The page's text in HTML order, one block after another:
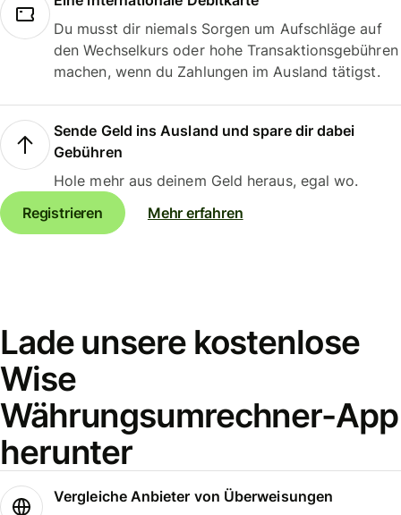
Du musst dir niemals Sorgen um Aufschläge auf
den Wechselkurs oder hohe Transaktionsgebühren
machen, wenn du Zahlungen im Ausland tätigst.
Sende Geld ins Ausland und spare dir dabei
Gebühren
Hole mehr aus deinem Geld heraus, egal wo.
Registrieren
Mehr erfahren
Lade unsere kostenlose
Wise
Währungsumrechner-App
herunter
Vergleiche Anbieter von Überweisungen